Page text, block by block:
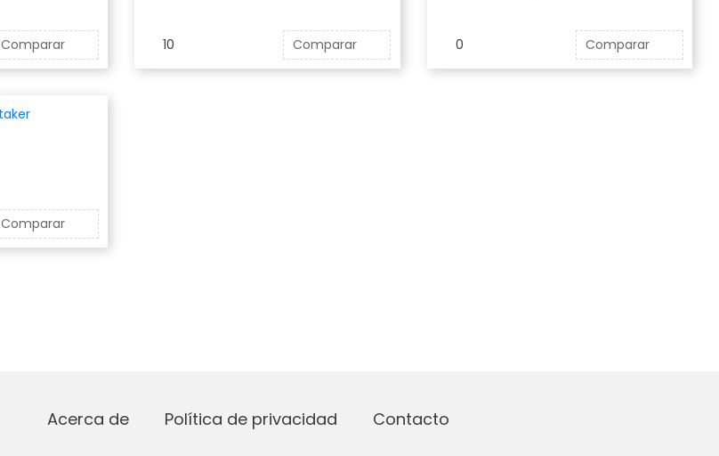
Comparar 10 Comparar 0 Comparar
Comparar
Acerca de Política de privacidad Contacto